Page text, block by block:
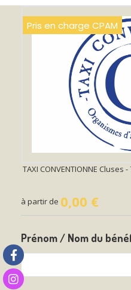
Pris en charge CPAM
TAXI CONVENTIONNE Cluses -
à partir de 0,00 €
Prénom / Nom du